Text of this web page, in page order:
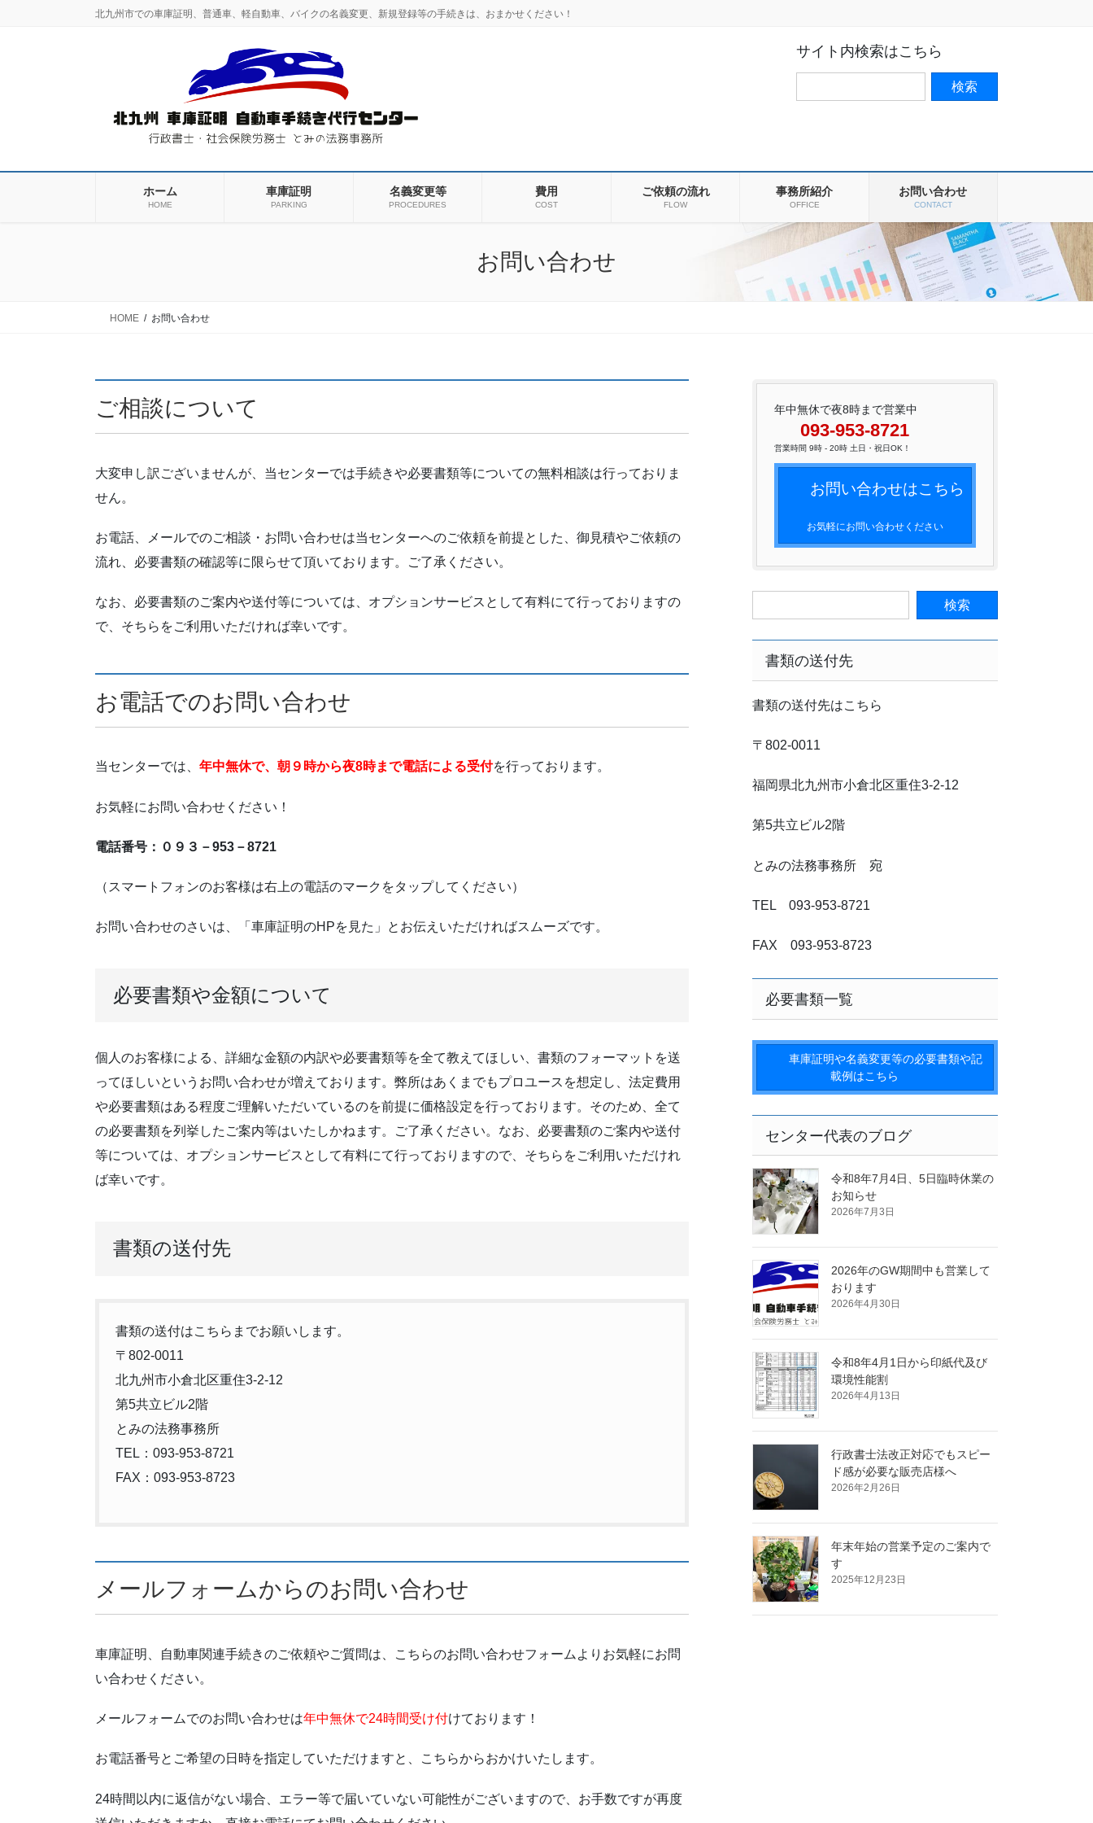
北九州市での車庫証明、普通車、軽自動車、バイクの名義変更、新規登録等の手続きは、おまかせください！
サイト内検索はこちら
ホーム
HOME
車庫証明
PARKING
名義変更等
PROCEDURES
費用
COST
ご依頼の流れ
FLOW
事務所紹介
OFFICE
お問い合わせ
CONTACT
お問い合わせ
HOME お問い合わせ
ご相談について
大変申し訳ございませんが、当センターでは手続きや必要書類等についての無料相談は行っておりま
せん。
お電話、メールでのご相談・お問い合わせは当センターへのご依頼を前提とした、御見積やご依頼の
流れ、必要書類の確認等に限らせて頂いております。ご了承ください。
なお、必要書類のご案内や送付等については、オプションサービスとして有料にて行っておりますの
で、そちらをご利用いただければ幸いです。
お電話でのお問い合わせ
当センターでは、 年中無休で、朝９時から夜8時まで電話による受付を行っております。
お気軽にお問い合わせください！
電話番号：０９３－953－8721
（スマートフォンのお客様は右上の電話のマークをタップしてください）
お問い合わせのさいは、「車庫証明のHPを見た」とお伝えいただければスムーズです。
必要書類や金額について
個人のお客様による、詳細な金額の内訳や必要書類等を全て教えてほしい、書類のフォーマットを送
ってほしいというお問い合わせが増えております。弊所はあくまでもプロユースを想定し、法定費用
や必要書類はある程度ご理解いただいているのを前提に価格設定を行っております。そのため、全て
の必要書類を列挙したご案内等はいたしかねます。ご了承ください。なお、必要書類のご案内や送付
等については、オプションサービスとして有料にて行っておりますので、そちらをご利用いただけれ
ば幸いです。
書類の送付先
書類の送付はこちらまでお願いします。
〒802-0011
北九州市小倉北区重住3-2-12
第5共立ビル2階
とみの法務事務所
TEL：093-953-8721
FAX：093-953-8723
メールフォームからのお問い合わせ
車庫証明、自動車関連手続きのご依頼やご質問は、こちらのお問い合わせフォームよりお気軽にお問
い合わせください。
メールフォームでのお問い合わせは年中無休で24時間受け付けております！
お電話番号とご希望の日時を指定していただけますと、こちらからおかけいたします。
24時間以内に返信がない場合、エラー等で届いていない可能性がございますので、お手数ですが再度
年中無休で夜8時まで営業中
093-953-8721
営業時間 9時 - 20時 土日・祝日OK！
お問い合わせはこちら
お気軽にお問い合わせください
書類の送付先
書類の送付先はこちら
〒802-0011
福岡県北九州市小倉北区重住3-2-12
第5共立ビル2階
とみの法務事務所 宛
TEL 093-953-8721
FAX 093-953-8723
必要書類一覧
車庫証明や名義変更等の必要書類や記
載例はこちら
センター代表のブログ
令和8年7月4日、5日臨時休業の
お知らせ
2026年7月3日
2026年のGW期間中も営業して
おります
2026年4月30日
令和8年4月1日から印紙代及び
環境性能割
2026年4月13日
行政書士法改正対応でもスピー
ド感が必要な販売店様へ
2026年2月26日
年末年始の営業予定のご案内で
す
2025年12月23日